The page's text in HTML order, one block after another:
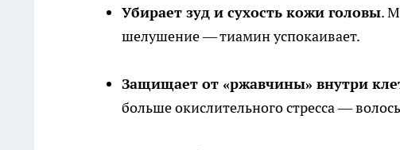
Убирает зуд и сухость кожи головы.
шелушение — тиамин успокаивает.
Защищает от «ржавчины» внутри
больше окислительного стресса —